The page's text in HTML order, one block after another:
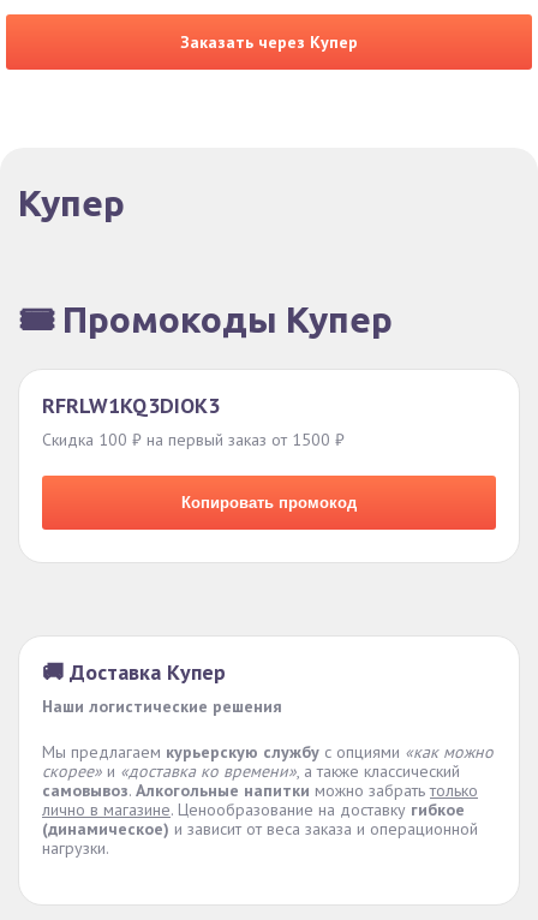
Заказать через Купер
Купер
🎟️ Промокоды Купер
RFRLW1KQ3DIOK3
Скидка 100 ₽ на первый заказ от 1500 ₽
Копировать промокод
🚚 Доставка Купер
Наши логистические решения
Мы предлагаем курьерскую службу с опциями «как можно
скорее» и «доставка ко времени», а также классический
самовывоз. Алкогольные напитки можно забратьтолько
лично в магазине. Ценообразование на доставку гибкое
(динамическое) и зависит от веса заказа и операционной
нагрузки.